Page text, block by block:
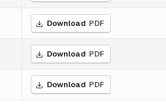
Download PDF
Download PDF
Download PDF